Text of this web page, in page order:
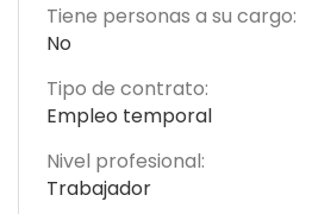
Tiene personas a su cargo:
No
Tipo de contrato:
Empleo temporal
Nivel profesional:
Trabajador